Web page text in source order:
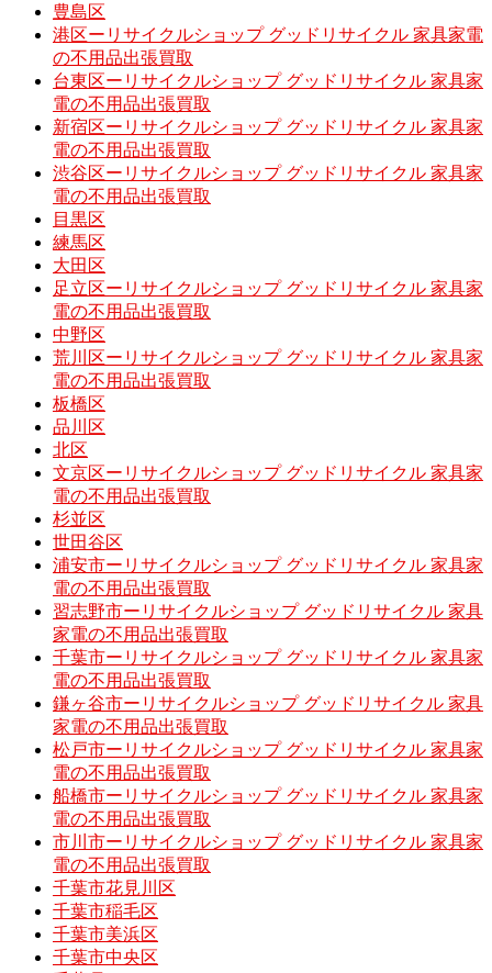
豊島区
港区ーリサイクルショップ グッドリサイクル 家具家電
の不用品出張買取
台東区ーリサイクルショップ グッドリサイクル 家具家
電の不用品出張買取
新宿区ーリサイクルショップ グッドリサイクル 家具家
電の不用品出張買取
渋谷区ーリサイクルショップ グッドリサイクル 家具家
電の不用品出張買取
目黒区
練馬区
大田区
足立区ーリサイクルショップ グッドリサイクル 家具家
電の不用品出張買取
中野区
荒川区ーリサイクルショップ グッドリサイクル 家具家
電の不用品出張買取
板橋区
品川区
北区
文京区ーリサイクルショップ グッドリサイクル 家具家
電の不用品出張買取
杉並区
世田谷区
浦安市ーリサイクルショップ グッドリサイクル 家具家
電の不用品出張買取
習志野市ーリサイクルショップ グッドリサイクル 家具
家電の不用品出張買取
千葉市ーリサイクルショップ グッドリサイクル 家具家
電の不用品出張買取
鎌ヶ谷市ーリサイクルショップ グッドリサイクル 家具
家電の不用品出張買取
松戸市ーリサイクルショップ グッドリサイクル 家具家
電の不用品出張買取
船橋市ーリサイクルショップ グッドリサイクル 家具家
電の不用品出張買取
市川市ーリサイクルショップ グッドリサイクル 家具家
電の不用品出張買取
千葉市花見川区
千葉市稲毛区
千葉市美浜区
千葉市中央区